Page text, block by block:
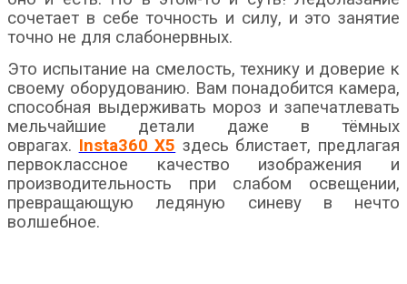
сочетает в себе точность и силу, и это занятие
точно не для слабонервных.
Это испытание на смелость, технику и доверие к
своему оборудованию. Вам понадобится камера,
способная выдерживать мороз и запечатлевать
мельчайшие детали даже в тёмных
оврагах. Insta360 X5 здесь блистает, предлагая
первоклассное качество изображения и
производительность при слабом освещении,
превращающую ледяную синеву в нечто
волшебное.